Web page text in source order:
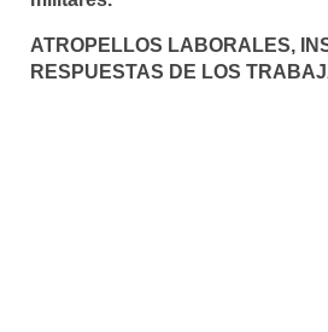
ATROPELLOS LABORALES,
RESPUESTAS DE LOS